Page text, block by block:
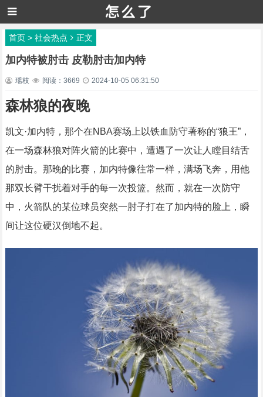
首页> 社会热点 正文
加内特被肘击 皮勒肘击加内特
瑶枝 阅读：3669 2024-10-05 06:31:50
森林狼的夜晚
凯文·加内特，那个在NBA赛场上以铁血防守著称的“狼王”，
在一场森林狼对阵火箭的比赛中，遭遇了一次让人瞠目结舌
的肘击。那晚的比赛，加内特像往常一样，满场飞奔，用他
那双长臂干扰着对手的每一次投篮。然而，就在一次防守
中，火箭队的某位球员突然一肘子打在了加内特的脸上，瞬
间让这位硬汉倒地不起。